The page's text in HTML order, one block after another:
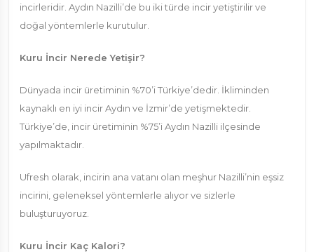
incirleridir. Aydın Nazilli’de bu iki türde incir yetiştirilir ve
doğal yöntemlerle kurutulur.
Kuru İncir Nerede Yetişir?
Dünyada incir üretiminin %70’i Türkiye’dedir. İkliminden
kaynaklı en iyi incir Aydın ve İzmir’de yetişmektedir.
Türkiye’de, incir üretiminin %75’i Aydın Nazilli ilçesinde
yapılmaktadır.
Ufresh olarak, incirin ana vatanı olan meşhur Nazilli’nin eşsiz
incirini, geleneksel yöntemlerle alıyor ve sizlerle
buluşturuyoruz.
Kuru İncir Kaç Kalori?